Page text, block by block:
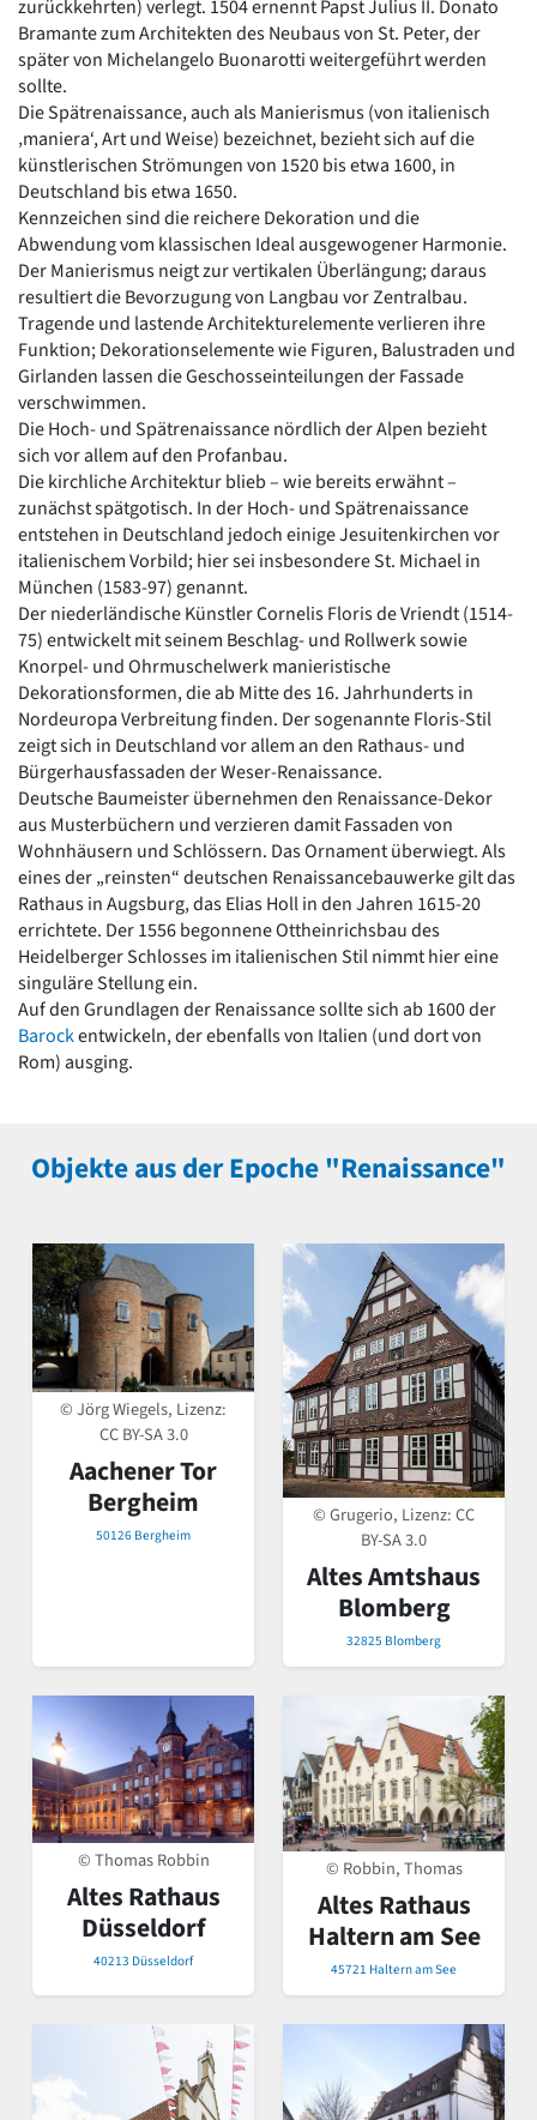
zurückkehrten) verlegt. 1504 ernennt Papst Julius II. Donato
Bramante zum Architekten des Neubaus von St. Peter, der
später von Michelangelo Buonarotti weitergeführt werden
sollte.
Die Spätrenaissance, auch als Manierismus (von italienisch
‚maniera‘, Art und Weise) bezeichnet, bezieht sich auf die
künstlerischen Strömungen von 1520 bis etwa 1600, in
Deutschland bis etwa 1650.
Kennzeichen sind die reichere Dekoration und die
Abwendung vom klassischen Ideal ausgewogener Harmonie.
Der Manierismus neigt zur vertikalen Überlängung; daraus
resultiert die Bevorzugung von Langbau vor Zentralbau.
Tragende und lastende Architekturelemente verlieren ihre
Funktion; Dekorationselemente wie Figuren, Balustraden und
Girlanden lassen die Geschosseinteilungen der Fassade
verschwimmen.
Die Hoch- und Spätrenaissance nördlich der Alpen bezieht
sich vor allem auf den Profanbau.
Die kirchliche Architektur blieb – wie bereits erwähnt –
zunächst spätgotisch. In der Hoch- und Spätrenaissance
entstehen in Deutschland jedoch einige Jesuitenkirchen vor
italienischem Vorbild; hier sei insbesondere St. Michael in
München (1583-97) genannt.
Der niederländische Künstler Cornelis Floris de Vriendt (1514-
75) entwickelt mit seinem Beschlag- und Rollwerk sowie
Knorpel- und Ohrmuschelwerk manieristische
Dekorationsformen, die ab Mitte des 16. Jahrhunderts in
Nordeuropa Verbreitung finden. Der sogenannte Floris-Stil
zeigt sich in Deutschland vor allem an den Rathaus- und
Bürgerhausfassaden der Weser-Renaissance.
Deutsche Baumeister übernehmen den Renaissance-Dekor
aus Musterbüchern und verzieren damit Fassaden von
Wohnhäusern und Schlössern. Das Ornament überwiegt. Als
eines der „reinsten“ deutschen Renaissancebauwerke gilt das
Rathaus in Augsburg, das Elias Holl in den Jahren 1615-20
errichtete. Der 1556 begonnene Ottheinrichsbau des
Heidelberger Schlosses im italienischen Stil nimmt hier eine
singuläre Stellung ein.
Auf den Grundlagen der Renaissance sollte sich ab 1600 der
Barockentwickeln, der ebenfalls von Italien (und dort von
Rom) ausging.
Objekte aus der Epoche "Renaissance"
© Jörg Wiegels, Lizenz:
CC BY-SA 3.0
Aachener Tor
Bergheim
50126 Bergheim
© Grugerio, Lizenz:CC
BY-SA 3.0
Altes Amtshaus
Blomberg
32825 Blomberg
© Thomas Robbin
Altes Rathaus
Düsseldorf
40213 Düsseldorf
© Robbin, Thomas
Altes Rathaus
Haltern am See
45721 Haltern am See